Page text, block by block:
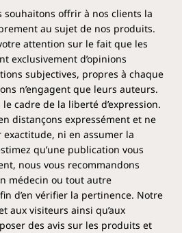
souhaitons offrir à nos clients la
au sujet de nos produits.
attention sur le fait que les
exclusivement d’opinions
subjectives, propres à chaque
n’engagent que leurs auteurs.
cadre de la liberté d’expression.
distançons expressément et ne
ni en assumer la
qu’une publication vous
nous vous recommandons
médecin ou tout autre
d’en vérifier la pertinence. Notre
aux visiteurs ainsi qu’aux
des avis sur les produits et